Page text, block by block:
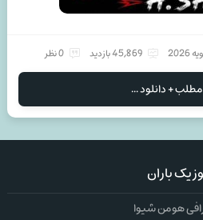
45,869 بازدید 0 نظر
+ دانلود ...
باران
هومن شیوا